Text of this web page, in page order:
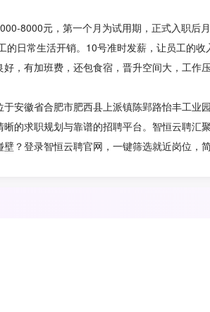
8000元，第一个月为试用期，正式入职
的日常生活开销。10号准时发薪，让员工的
，有加班费，还包食宿，晋升空间大，工作
安徽省合肥市肥西县上派镇陈郢路怡丰工业
的求职规划与靠谱的招聘平台。智恒云聘
壁？登录智恒云聘官网，一键筛选就近岗位